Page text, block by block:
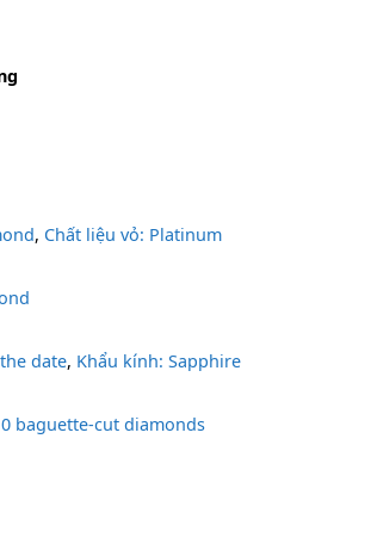
, Chất liệu vỏ: Platinum
date, Khẩu kính: Sapphire
baguette-cut diamonds